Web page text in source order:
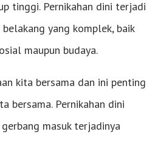
tinggi. Pernikahan dini terjadi
yang komplek, baik
maupun budaya.
kita bersama dan ini penting
bersama. Pernikahan dini
masuk terjadinya